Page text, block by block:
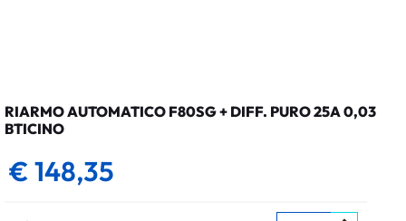
RIARMO AUTOMATICO F80SG + DIFF. PURO 25A 0,03
BTICINO
€ 148,35